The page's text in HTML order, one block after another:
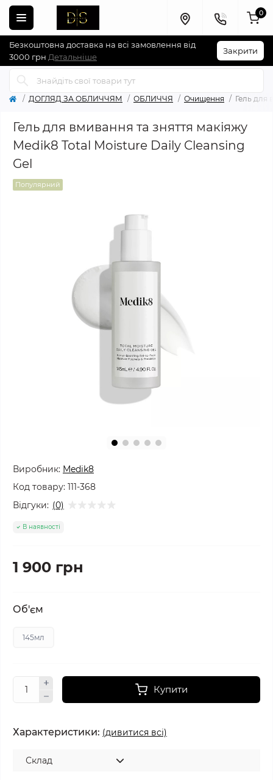
Безкоштовна доставка на всі замовлення від
3000 грн Детальніше
Закрити
0
ДОГЛЯД ЗА ОБЛИЧЧЯМ ОБЛИЧЧЯ Очищення Гель для
Гель для вмивання та зняття макіяжу
Medik8 Total Moisture Daily Cleansing
Gel
Популярний
Виробник: Medik8
Код товару: 111-368
Відгуки: (0)
В наявності
1 900 грн
Об'єм
145мл
Купити
Характеристики: (дивитися всі)
Склад